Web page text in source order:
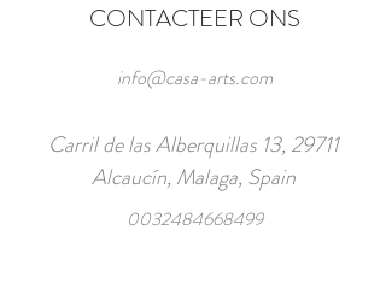
CONTACTEER ONS
info@casa-arts.com
Carril de las Alberquillas 13, 29711
Alcaucín, Malaga, Spain
0032484668499